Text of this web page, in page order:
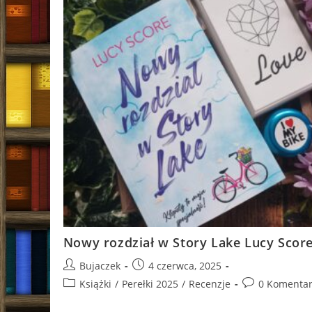
Nowy rozdział w Story Lake Lucy Score
Post
author:
Bujaczek
Post
published:
4 czerwca, 2025
PostKsiążki / Perełki 2025 / Recenzje
Post0